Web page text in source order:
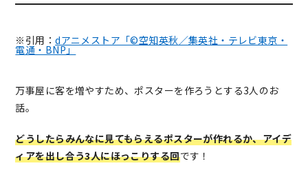
※引用：dアニメストア「©空知英秋／集英社・テレビ東京・
電通・BNP」
万事屋に客を増やすため、ポスターを作ろうとする3人のお
話。
どうしたらみんなに見てもらえるポスターが作れるか、アイデ
ィアを出し合う3人にほっこりする回です！